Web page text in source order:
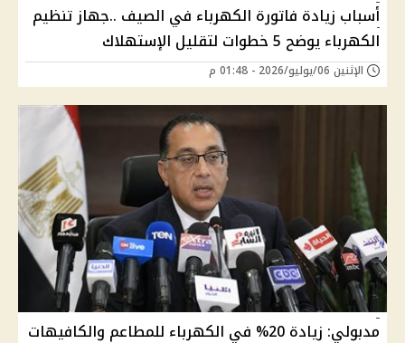
أسباب زيادة فاتورة الكهرباء في الصيف ..جهاز تنظيم
الكهرباء يوضح 5 خطوات لتقليل الإستهلاك
الإثنين 06/يوليو/2026 - 01:48 م
مدبولي: زيادة 20% في الكهرباء للمطاعم والكافيهات